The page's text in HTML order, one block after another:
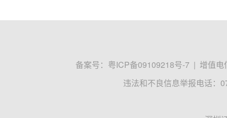
备案号： 粤ICP备09109218号-7 | 增值电
违法和不良信息举报电话：